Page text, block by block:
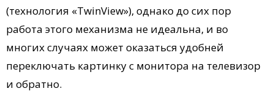
(технология «TwinView»), однако до сих пор
работа этого механизма не идеальна, и во
многих случаях может оказаться удобней
переключать картинку с монитора на телевизор
и обратно.